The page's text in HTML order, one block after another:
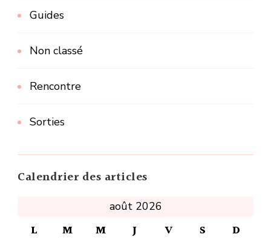
Guides
Non classé
Rencontre
Sorties
Calendrier des articles
août 2026
L M M J V S D